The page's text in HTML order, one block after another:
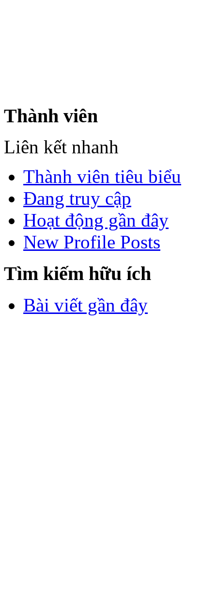
Thành viên
Liên kết nhanh
Thành viên tiêu biểu
Đang truy cập
Hoạt động gần đây
New Profile Posts
Tìm kiếm hữu ích
Bài viết gần đây